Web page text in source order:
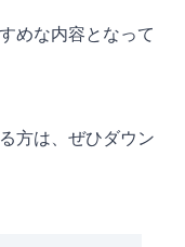
めな内容となって
方は、 ぜひダウン